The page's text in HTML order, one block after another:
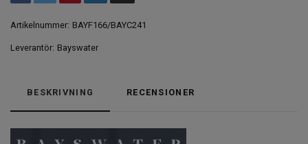
Artikelnummer: BAYF166/BAYC241
Leverantör: Bayswater
BESKRIVNING RECENSIONER